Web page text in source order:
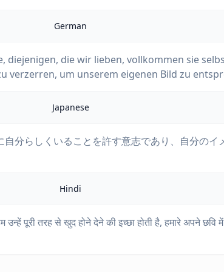
German
diejenigen, die wir lieben, vollkommen sie
verzerren, um unserem eigenen Bild zu
Japanese
分らしくいることを許す意志であり、自分のイ
Hindi
पूरी तरह से खुद होने देने की इच्छा होती है, हमारे अपने छवि में